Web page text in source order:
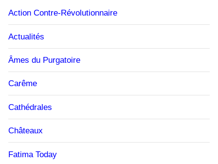
Action Contre-Révolutionnaire
Actualités
Âmes du Purgatoire
Carême
Cathédrales
Châteaux
Fatima Today